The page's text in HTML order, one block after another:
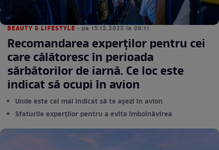
BEAUTY & LIFESTYLE • pe 15.12.2025 la 09:11
Recomandarea experților pentru cei
care călătoresc în perioada
sărbătorilor de iarnă. Ce loc este
indicat să ocupi în avion
Unde este cel mai indicat să te așezi în avion
Sfaturile experților pentru a evita îmbolnăvirea